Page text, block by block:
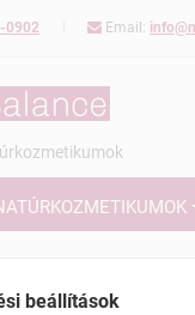
0902 Email:
beállítások